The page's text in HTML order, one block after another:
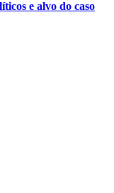
e alvo do caso